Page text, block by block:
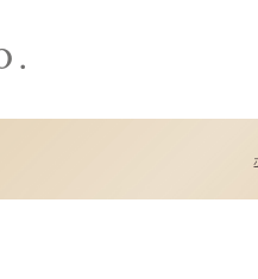
L&co.（エルアン